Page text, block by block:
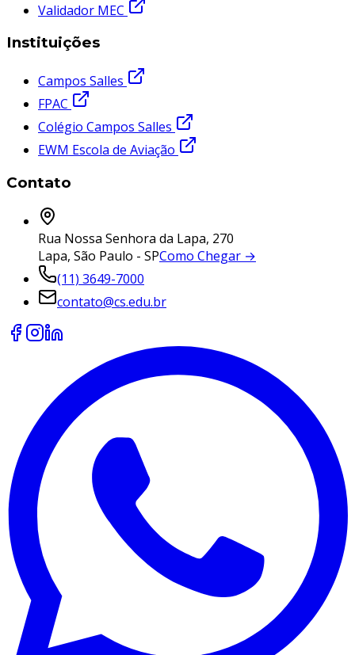
Validador MEC
Instituições
Campos Salles
FPAC
Colégio Campos Salles
EWM Escola de Aviação
Contato
Rua Nossa Senhora da Lapa, 270
Lapa, São Paulo - SPComo Chegar →
(11) 3649-7000
contato@cs.edu.br